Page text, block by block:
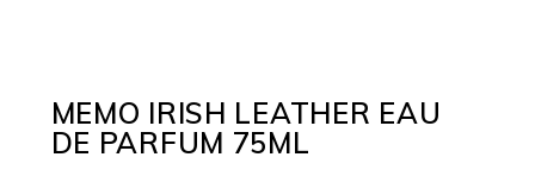
MEMO IRISH LEATHER EAU
DE PARFUM 75ML